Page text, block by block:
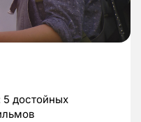
достойных